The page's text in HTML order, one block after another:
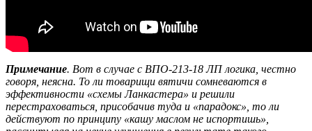
Примечание. Вот в случае с ВПО-213-18 ЛП логика, честно
говоря, неясна. То ли товарищи вятичи сомневаются в
эффективности «схемы Ланкастера» и решили
перестраховаться, присобачив туда и «парадокс», то ли
действуют по принципу «кашу маслом не испортишь»,